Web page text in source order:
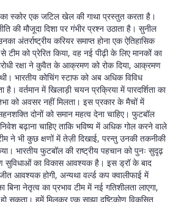
स्कोर एक जटिल खेल की गाथा प्रस्तुत करता है।
की मौजूदा दिशा पर गंभीर प्रश्न उठाता है। सुनील
अंतर्राष्ट्रीय करियर समाप्त होना एक ऐतिहासिक
को प्रेरित किया, वह नई पीढ़ी के लिए मानकों का
रक्षा ने कुवैत के आक्रमण को रोक दिया, आक्रमण
भारतीय कोचिंग स्टाफ को अब अधिक विविध
वर्तमान में खिलाड़ी चयन प्रक्रिया में पारदर्शिता का
को अवसर नहीं मिलता। इस प्रकार के मैचों में
दोनों को समान महत्व देना चाहिए। फुटबॉल
बढ़ाना चाहिए ताकि भविष्य में अधिक गोल करने वाले
ने भी कुछ क्षणों में तेज़ी दिखाई, परन्तु उनकी तकनीकी
भारतीय फुटबॉल की राष्ट्रीय पहचान को पुनः सुदृढ़
सुविधाओं का विकास आवश्यक है। इस ड्रॉ के बाद
आवश्यक होगी, अन्यथा वर्ल्ड कप क्वालीफाई में
नेतृत्व का प्रभाव टीम में नई गतिशीलता लाएगा,
सकता। हमें मिलकर एक साझा दृष्टिकोण विकसित